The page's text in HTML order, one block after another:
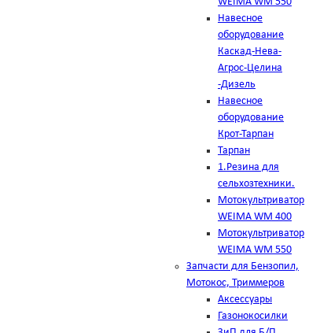
Навесное
оборудование
Каскад-Нева-
Агрос-Целина
-Дизель
Навесное
оборудование
Крот-Тарпан
Тарпан
1.Резина для
сельхозтехники.
Мотокультриватор
WEIMA WM 400
Мотокультриватор
WEIMA WM 550
Запчасти для Бензопил,
Мотокос, Триммеров
Аксессуары
Газонокосилки